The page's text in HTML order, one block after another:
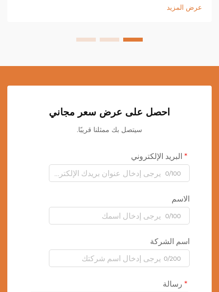
عرض المزيد
احصل على عرض سعر مجاني
سيتصل بك ممثلنا قريبًا.
البريد الإلكتروني
0/100
الاسم
0/100
اسم الشركة
0/200
رسالة